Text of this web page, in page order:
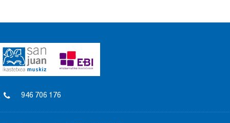
946 706 176